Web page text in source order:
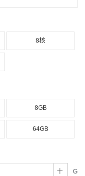
8核
8GB
64GB
G